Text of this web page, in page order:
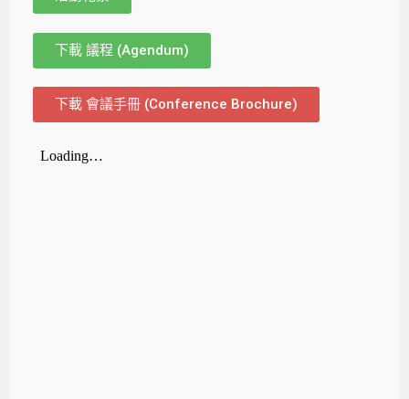
下載 議程 (Agendum)
下載 會議手冊 (Conference Brochure)